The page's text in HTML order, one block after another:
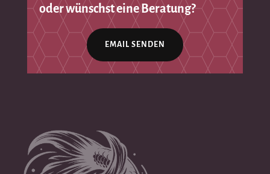
oder wünschst eine Beratung?
EMAIL SENDEN